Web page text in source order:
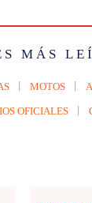
MÁS
MOTOS
OFICIALES